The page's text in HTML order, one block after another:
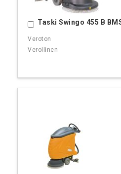
Taski Swingo 455 B
Ostoskoriin